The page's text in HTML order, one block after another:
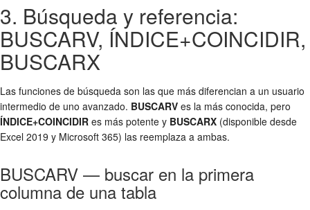
3. Búsqueda y referencia:
BUSCARV, ÍNDICE+COINCIDIR,
BUSCARX
Las funciones de búsqueda son las que más diferencian a un usuario
intermedio de uno avanzado. BUSCARV es la más conocida, pero
ÍNDICE+COINCIDIR es más potente y BUSCARX (disponible desde
Excel 2019 y Microsoft 365) las reemplaza a ambas.
BUSCARV — buscar en la primera
columna de una tabla